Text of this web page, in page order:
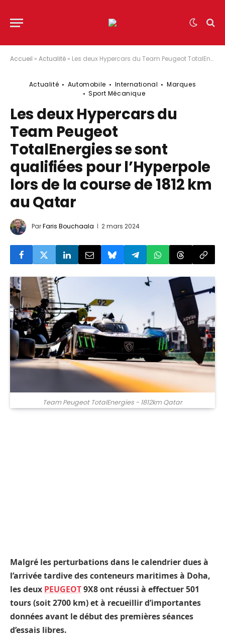
Accueil » Actualité » Les deux Hypercars du Team Peugeot TotalEnergies se sont qualifiées pour l’Hyperpole lors de la course de 1812 km au Qatar
Actualité Automobile International
Marques
Sport Mécanique
Les deux Hypercars du
Team Peugeot
TotalEnergies se sont
qualifiées pour l’Hyperpole
lors de la course de 1812 km
au Qatar
ParFaris Bouchaala 2 mars 2024
Team Peugeot TotalEnergies - 1812km Qatar
Malgré les perturbations dans le calendrier dues à
l’arrivée tardive des conteneurs maritimes à Doha,
les deux PEUGEOT9X8 ont réussi à effectuer 501
tours (soit 2700 km) et à recueillir d’importantes
données avant le début des premières séances
d’essais libres.